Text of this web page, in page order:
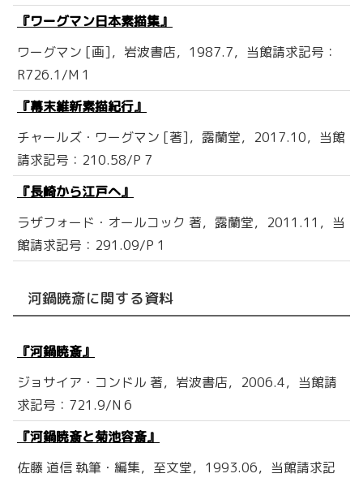
『ワーグマン日本素描集』
ワーグマン [画]，岩波書店，1987.7，当館請求記号：
R726.1/M 1
『幕末維新素描紀行』
チャールズ・ワーグマン [著]，露蘭堂，2017.10，当館
請求記号：210.58/P 7
『長崎から江戸へ』
ラザフォード・オールコック 著，露蘭堂，2011.11，当
館請求記号：291.09/P 1
河鍋暁斎に関する資料
『河鍋暁斎』
ジョサイア・コンドル 著，岩波書店，2006.4，当館請
求記号：721.9/N 6
『河鍋暁斎と菊池容斎』
佐藤 道信 執筆・編集，至文堂，1993.06，当館請求記